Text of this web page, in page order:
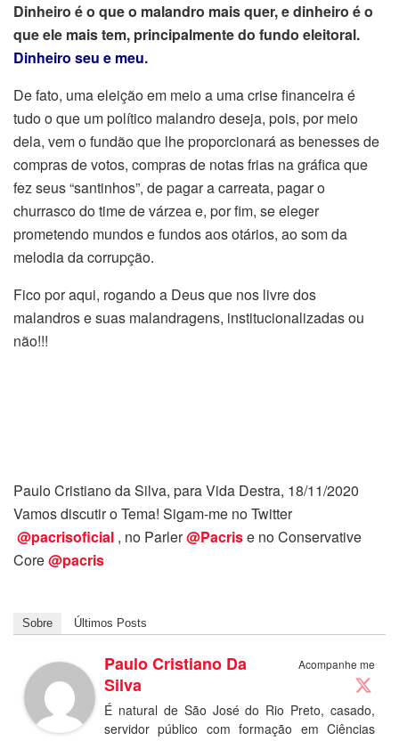
Dinheiro é o que o malandro mais quer, e dinheiro é o
que ele mais tem, principalmente do fundo eleitoral.
Dinheiro seu e meu.
De fato, uma eleição em meio a uma crise financeira é
tudo o que um político malandro deseja, pois, por meio
dela, vem o fundão que lhe proporcionará as benesses de
compras de votos, compras de notas frias na gráfica que
fez seus “santinhos”, de pagar a carreata, pagar o
churrasco do time de várzea e, por fim, se eleger
prometendo mundos e fundos aos otários, ao som da
melodia da corrupção.
Fico por aqui, rogando a Deus que nos livre dos
malandros e suas malandragens, institucionalizadas ou
não!!!
Paulo Cristiano da Silva, para Vida Destra, 18/11/2020
Vamos discutir o Tema! Sigam-me no Twitter
@pacrisoficial , no Parler@Pacrise no Conservative
Core@pacris
Sobre Últimos Posts
Acompanhe me
Paulo Cristiano Da
Silva
É natural de São José do Rio Preto, casado,
servidor público com formação em Ciências